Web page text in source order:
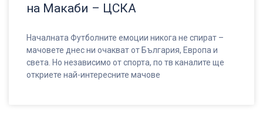
на Макаби – ЦСКА
Началната Футболните емоции никога не спират –
мачовете днес ни очакват от България, Европа и
света. Но независимо от спорта, по тв каналите ще
откриете най-интересните мачове